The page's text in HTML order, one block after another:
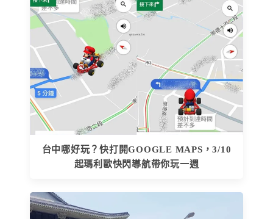
台中哪好玩？快打開GOOGLE MAPS，3/10
起瑪利歐快閃導航帶你玩一週